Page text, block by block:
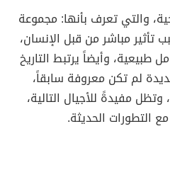
والتي تعرف بأنها: مجموعة
مباشر من قبل الإنسان،
طبيعية، وأيضاً يرتبط التاريخ
لم تكن معروفة سابقاً،
مفيدةً للأجيال التالية،
التطورات الحديثة.